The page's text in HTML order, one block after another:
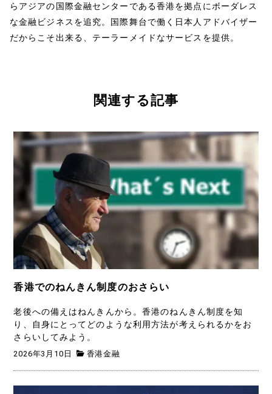
らアジアの国際金融センターである香港を拠点にボーダレス
な金融ビジネスを追究。国際舞台で働く日本人アドバイザー
だからこそ出来る、テーラーメイドなサービスを提供。
関連する記事
香港でのねんきん制度のおさらい
老後への備えはねんきんから。香港のねんきん制度を知
り、自身にとってどのような利用方法が考えられるかをお
さらいしてみよう。
2026年3月10日 香港金融